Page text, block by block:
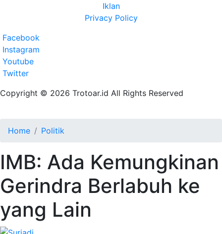
Iklan
Privacy Policy
Facebook
Instagram
Youtube
Twitter
Copyright © 2026 Trotoar.id All Rights Reserved
Home Politik
IMB: Ada Kemungkinan
Gerindra Berlabuh ke
yang Lain